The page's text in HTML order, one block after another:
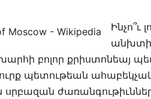
Ինչո՞ւ
բոլոր քրիստոնեայ
պետութեան
սրբազան